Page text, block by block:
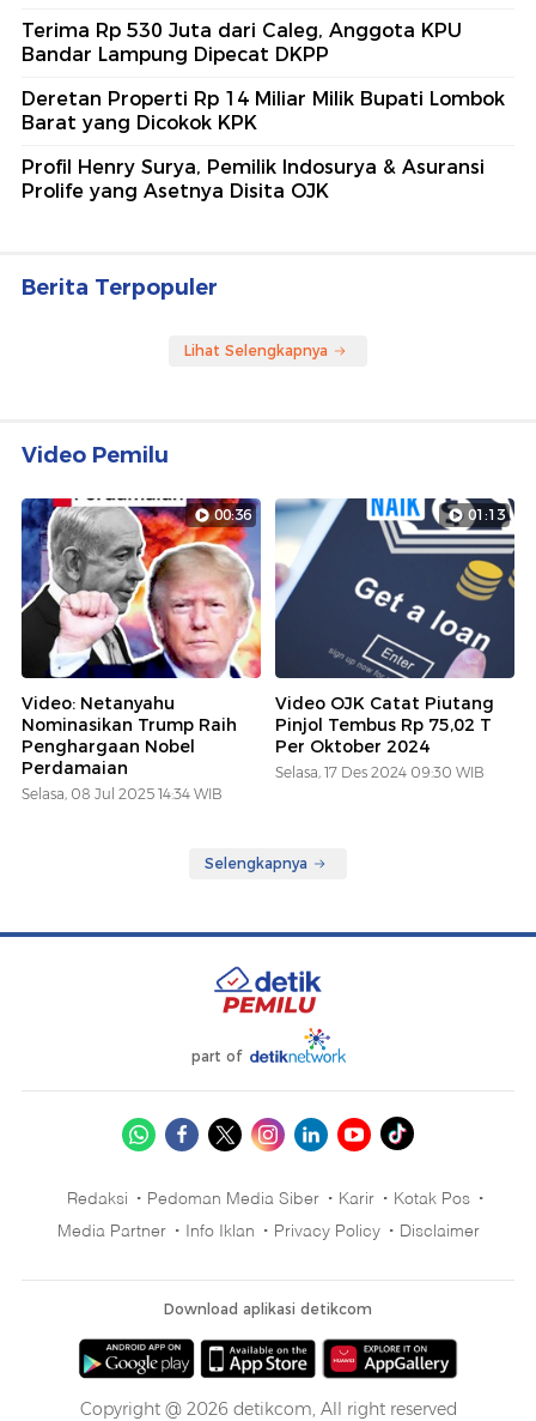
Terima Rp 530 Juta dari Caleg, Anggota KPU
Bandar Lampung Dipecat DKPP
Deretan Properti Rp 14 Miliar Milik Bupati Lombok
Barat yang Dicokok KPK
Profil Henry Surya, Pemilik Indosurya & Asuransi
Prolife yang Asetnya Disita OJK
Berita Terpopuler
Lihat Selengkapnya
Video Pemilu
00:36
Video: Netanyahu
Nominasikan Trump Raih
Penghargaan Nobel
Perdamaian
Selasa, 08 Jul 2025 14:34 WIB
01:13
Video OJK Catat Piutang
Pinjol Tembus Rp 75,02 T
Per Oktober 2024
Selasa, 17 Des 2024 09:30 WIB
Selengkapnya
part of
Redaksi Pedoman Media Siber Karir
Kotak Pos
Media Partner
Info Iklan Privacy Policy Disclaimer
Download aplikasi detikcom
Copyright @ 2026 detikcom, All right reserved